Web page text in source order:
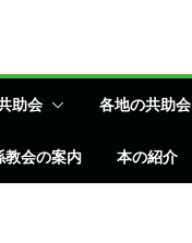
助会 各地の共助会
教会の案内 本の紹介